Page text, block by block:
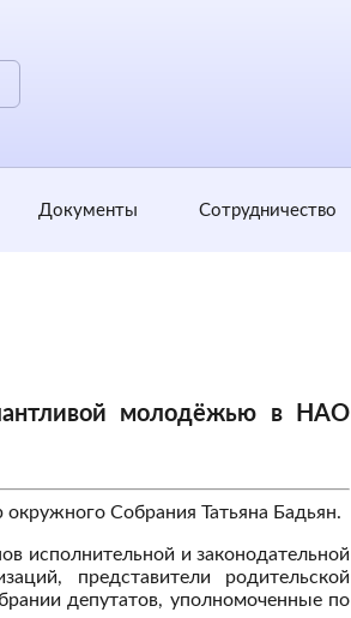
Документы Сотрудничество
молодёжью в НАО
Собрания Татьяна Бадьян.
исполнительной и законодательной
представители родительской
депутатов, уполномоченные по